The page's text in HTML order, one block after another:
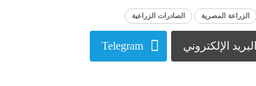
الزراعة المصرية الصادرات الزراعية
البريد الإلكتروني Telegram